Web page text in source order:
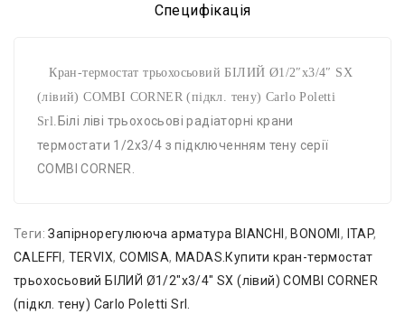
Специфікація
Кран-термостат трьохосьовий БІЛИЙ Ø1/2″x3/4″ SX
(лівий) COMBI CORNER (підкл. тену) Carlo Poletti
Srl. Білі ліві трьохосьові радіаторні крани
термостати 1/2x3/4 з підключенням тену серії
COMBI CORNER.
Теги:Запірнорегулююча арматура BIANCHI , BONOMI , ITAP,
CALEFFI , TERVIX, COMISA, MADAS.Купити кран-термостат
трьохосьовий БІЛИЙ Ø1/2″x3/4″ SX (лівий) COMBI CORNER
(підкл. тену) Carlo Poletti Srl.